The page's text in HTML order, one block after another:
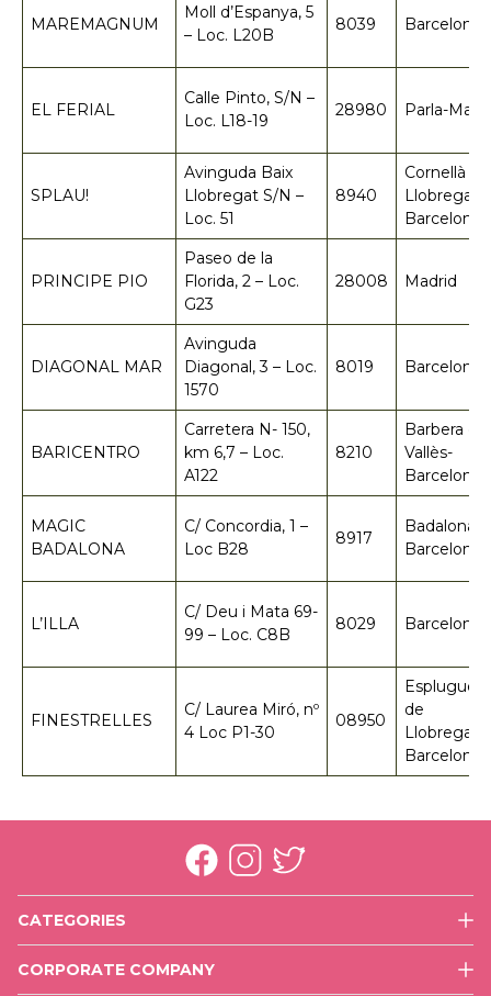
MAREMAGNUM
Moll d’Espanya, 5
– Loc. L20B
8039 Barcelona
EL FERIAL
Calle Pinto, S/N –
Loc. L18-19
28980 Parla-
SPLAU!
Avinguda Baix
Llobregat S/N –
Loc. 51
8940
Cornellà de
Llobregat-
Barcelona
PRINCIPE PIO
Paseo de la
Florida, 2 – Loc.
G23
28008 Madrid
DIAGONAL MAR
Avinguda
Diagonal, 3 – Loc.
1570
8019 Barcelona
BARICENTRO
Carretera N- 150,
km 6,7 – Loc.
A122
8210
Barbera del
Vallès-
Barcelona
MAGIC
BADALONA
C/ Concordia, 1 –
Loc B28
8917
Badalona-
Barcelona
L’ILLA
C/ Deu i Mata 69-
99 – Loc. C8B
8029 Barcelona
FINESTRELLES
C/ Laurea Miró, nº
4 Loc P1-30
08950
Esplugues
de
Llobregat-
Barcelona
CATEGORIES
CORPORATE COMPANY